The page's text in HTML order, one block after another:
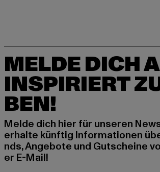
MELDE DICH
INSPIRIERT
BEN!
Melde dich hier für unseren
erhalte künftig Informationen
nds, Angebote und Gutscheine
er E-Mail!